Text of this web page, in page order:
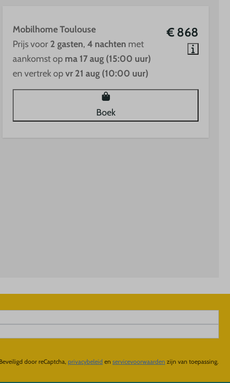
€ 868
Mobilhome Toulouse
Prijs voor 2 gasten,4 nachten met
aankomst op ma 17 aug (15:00 uur)
en vertrek opvr 21 aug (10:00 uur)
Boek
Beveiligd door reCaptcha, privacybeleid en servicevoorwaarden zijn van toepassing.